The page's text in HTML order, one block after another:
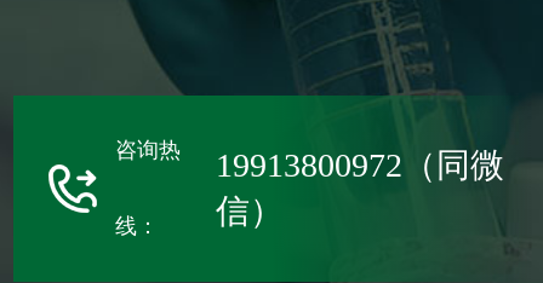
咨询热
线：
19913800972（同微
信）